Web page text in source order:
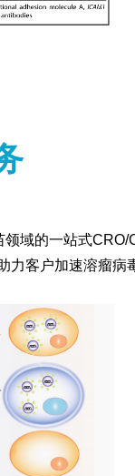
域的一站式
客户加速溶瘤病